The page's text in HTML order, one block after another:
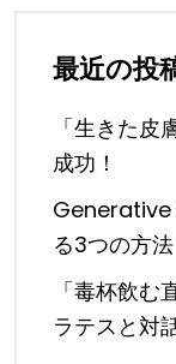
最近の投
「生きた
成功！
Generative
る3つの方法
「毒杯飲む
ラテスと対